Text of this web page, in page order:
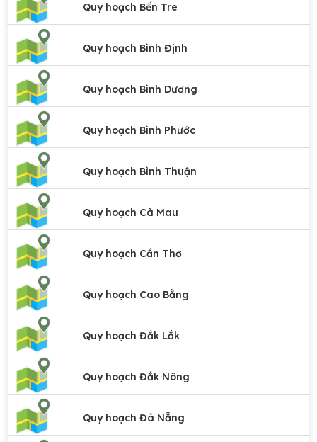
Quy hoạch Bến Tre
Quy hoạch Bình Định
Quy hoạch Bình Dương
Quy hoạch Bình Phước
Quy hoạch Bình Thuận
Quy hoạch Cà Mau
Quy hoạch Cần Thơ
Quy hoạch Cao Bằng
Quy hoạch Đắk Lắk
Quy hoạch Đắk Nông
Quy hoạch Đà Nẵng